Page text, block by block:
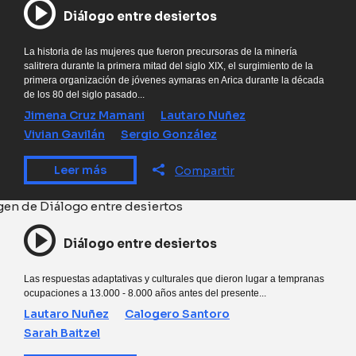
Diálogo entre desiertos
La historia de las mujeres que fueron precursoras de la minería
salitrera durante la primera mitad del siglo XIX, el surgimiento de la
primera organización de jóvenes aymaras en Arica durante la década
de los 80 del siglo pasado...
Jimena Cruz Mamani
Lautaro Nuñez
Vivian Gavilán
Sergio González
Leer más Compartir
Diálogo entre desiertos
Las respuestas adaptativas y culturales que dieron lugar a tempranas
ocupaciones a 13.000 - 8.000 años antes del presente...
Lautaro Nuñez
Calogero Santoro
Sarah Baitzel